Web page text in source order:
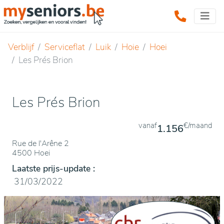
Verblijf Serviceflat Luik Hoie
Hoei
Les Prés Brion
Les Prés Brion
Rue de l'Arêne 2
4500 Hoei
vanaf1.156€/maand
Laatste prijs-update :
31/03/2022